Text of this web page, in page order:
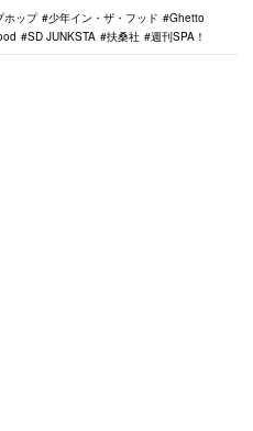
ホップ 少年イン・ザ・フッド
Ghetto
SD JUNKSTA 扶桑社 週刊SPA！